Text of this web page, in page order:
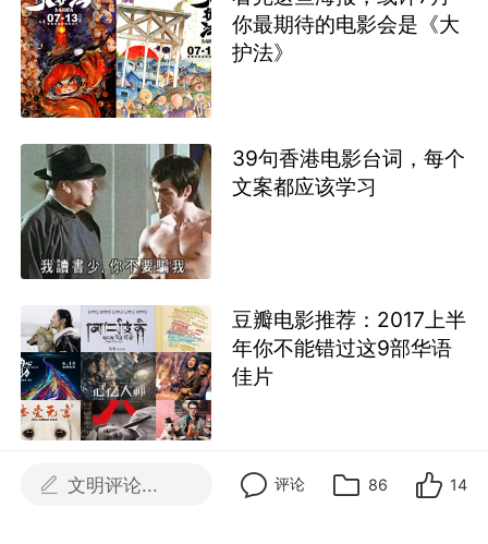
你最期待的电影会是《大
护法》
39句香港电影台词，每个
文案都应该学习
豆瓣电影推荐：2017上半
年你不能错过这9部华语
佳片
近期热门
文明评论... 评论 86 14